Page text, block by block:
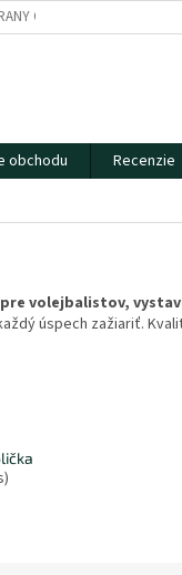
OSOBNÝCH ÚDAJOV
obchodu Recenzie
pre volejbalistov,
úspech zažiariť.